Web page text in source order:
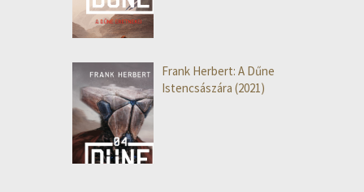
Frank Herbert: A Dűne
Istencsászára (2021)